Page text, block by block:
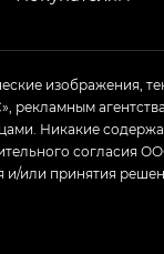
изображения,
Никакие
согласия
или принятия